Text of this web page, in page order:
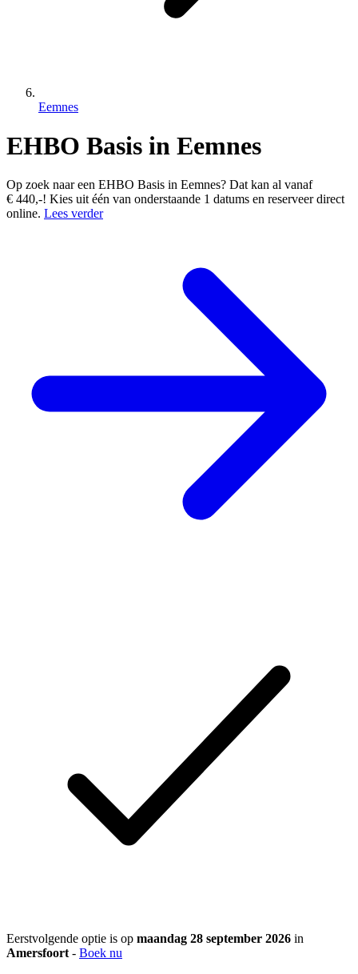
Eemnes
EHBO Basis in Eemnes
Op zoek naar een EHBO Basis in Eemnes? Dat kan al vanaf
€ 440,-! Kies uit één van onderstaande 1 datums en reserveer direct
online. Lees verder
Eerstvolgende optie is op maandag 28 september 2026 in
Amersfoort- Boek nu